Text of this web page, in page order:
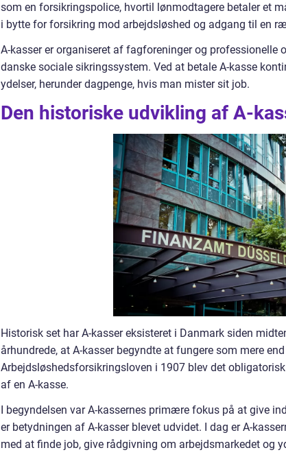
som en forsikringspolice, hvortil lønmodtagere betaler et
i bytte for forsikring mod arbejdsløshed og adgang til en
A-kasser er organiseret af fagforeninger og professionelle
danske sociale sikringssystem. Ved at betale A-kasse
ydelser, herunder dagpenge, hvis man mister sit job.
Den historiske udvikling af A-
Historisk set har A-kasser eksisteret i Danmark siden
århundrede, at A-kasser begyndte at fungere som mere
Arbejdsløshedsforsikringsloven i 1907 blev det
af en A-kasse.
I begyndelsen var A-kassernes primære fokus på at give
er betydningen af A-kasser blevet udvidet. I dag er A-
med at finde job, give rådgivning om arbejdsmarkedet og